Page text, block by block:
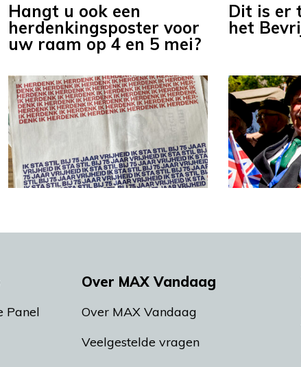
Hangt u ook een
herdenkingsposter voor
uw raam op 4 en 5 mei?
Dit is er
het
Panel
Over MAX Vandaag
Over MAX Vandaag
Veelgestelde vragen